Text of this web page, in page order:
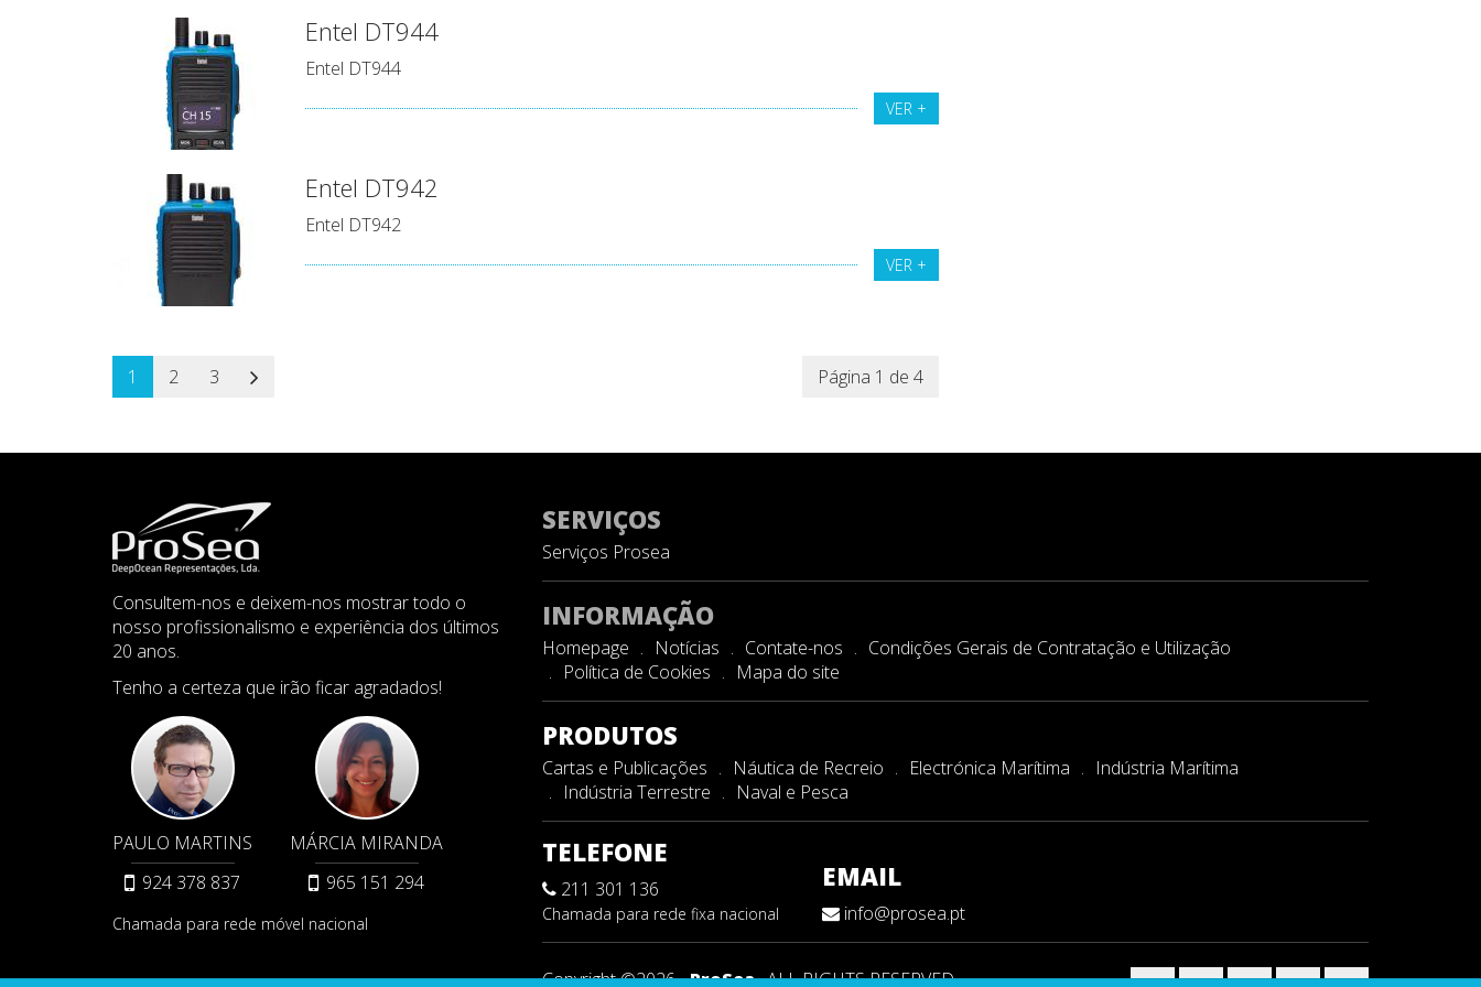
Entel DT944
Entel DT944
VER +
Entel DT942
Entel DT942
VER +
1 2 3 Página 1 de 4
Consultem-nos e deixem-nos mostrar todo o
nosso profissionalismo e experiência dos últimos
20 anos.
Tenho a certeza que irão ficar agradados!
PAULO MARTINS
924 378 837
MÁRCIA MIRANDA
965 151 294
Chamada para rede móvel nacional
SERVIÇOS
Serviços Prosea
INFORMAÇÃO
Homepage Notícias Contate-nos
Condições Gerais de Contratação e Utilização
Política de Cookies
Mapa do site
PRODUTOS
Cartas e Publicações Náutica de Recreio Electrónica Marítima
Indústria Marítima
Indústria Terrestre
Naval e Pesca
TELEFONE
211 301 136
Chamada para rede fixa nacional
EMAIL
info@prosea.pt
Copyright ©2026 -ProSea. ALL RIGHTS RESERVED